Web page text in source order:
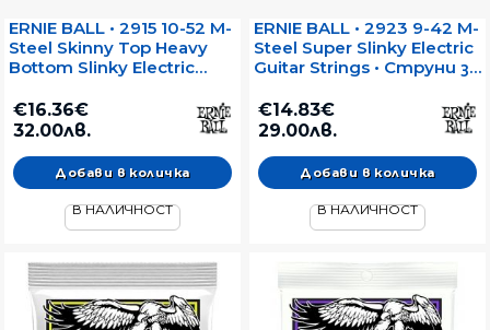
ERNIE BALL • 2915 10-52 M-
Steel Skinny Top Heavy
Bottom Slinky Electric
електрическа китара
€16.36€
32.00лв.
В НАЛИЧНОСТ
ERNIE BALL • 2923 9-42 M-
Steel Super Slinky Electric
Guitar Strings • Струни за
€14.83€
29.00лв.
В НАЛИЧНОСТ